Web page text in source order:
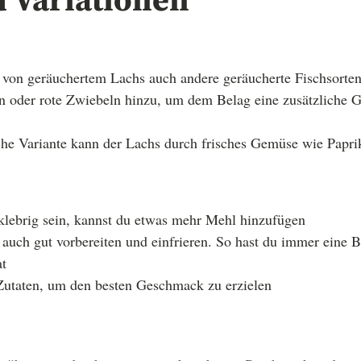
geräuchertem Lachs auch andere geräucherte
oder rote Zwiebeln hinzu, um dem Belag eine zusätzliche
Variante kann der Lachs durch frisches Gemüse wie
sein, kannst du etwas mehr Mehl hinzufügen
gut vorbereiten und einfrieren. So hast du immer eine
um den besten Geschmack zu erzielen